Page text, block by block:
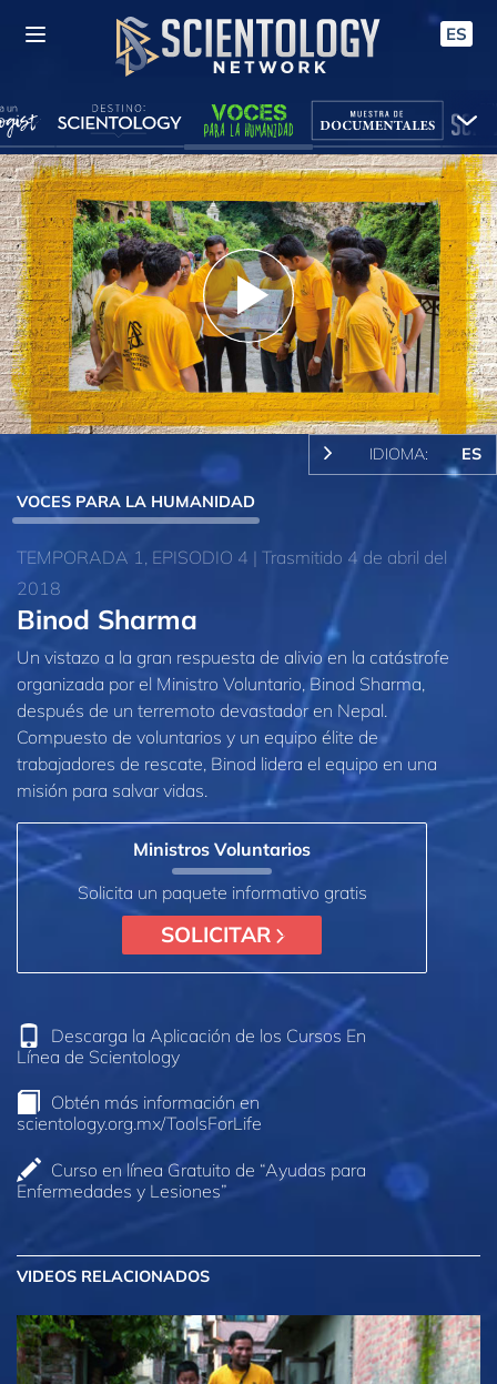
ES
Play
Video
IDIOMA: ES
VOCES PARA LA HUMANIDAD
TEMPORADA 1, EPISODIO 4 | Trasmitido 4 de abril del
2018
Binod Sharma
Un vistazo a la gran respuesta de alivio en la catástrofe
organizada por el Ministro Voluntario, Binod Sharma,
después de un terremoto devastador en Nepal.
Compuesto de voluntarios y un equipo élite de
trabajadores de rescate, Binod lidera el equipo en una
misión para salvar vidas.
Ministros Voluntarios
Solicita un paquete informativo gratis
SOLICITAR
Descarga la Aplicación de los Cursos En
Línea de Scientology
Obtén más información en
scientology.org.mx/ToolsForLife
Curso en línea Gratuito de “Ayudas para
Enfermedades y Lesiones”
VIDEOS RELACIONADOS